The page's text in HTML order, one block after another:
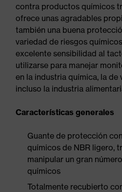
contra productos químicos
ofrece unas agradables
también una buena
variedad de riesgos
excelente sensibilidad al
utilizarse para manejar
en la industria química, la
incluso la industria
Características generales
Guante de protección
químicos de NBR ligero,
manipular un gran
químicos
Totalmente recubierto